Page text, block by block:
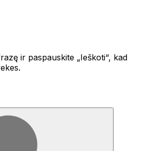
ir paspauskite „Ieškoti“, kad